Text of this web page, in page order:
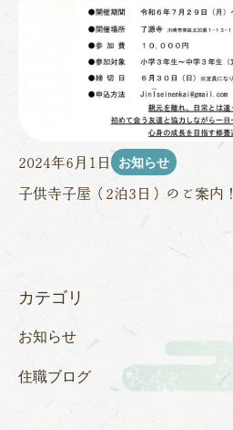
2024年6月1日 お知らせ
子供寺子屋（2泊3日）のご案内！
カテゴリ
お知らせ
住職ブログ